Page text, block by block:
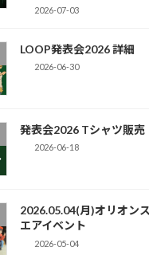
2026-07-03
LOOP発表会2026 詳細
2026-06-30
発表会2026 Tシャツ販売
2026-06-18
2026.05.04(月)オリオン
エアイベント
2026-05-04